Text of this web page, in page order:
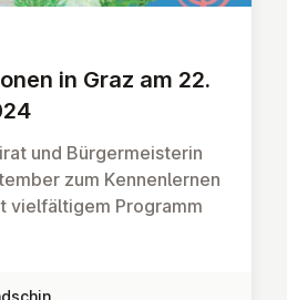
in Graz am 22.
und Bürgermeisterin
zum Kennenlernen
vielfältigem Programm